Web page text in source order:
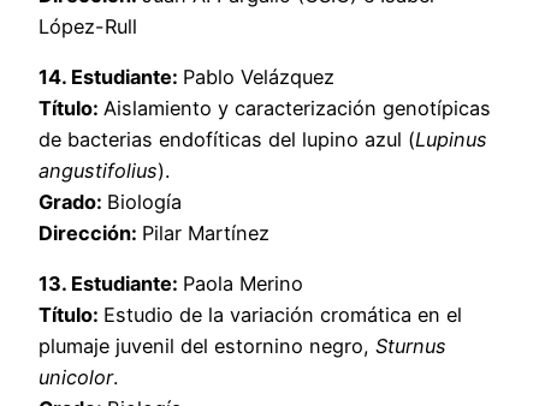
López-Rull
14. Estudiante: Pablo Velázquez
Título: Aislamiento y caracterización genotípicas
de bacterias endofíticas del lupino azul (Lupinus
angustifolius).
Grado: Biología
Dirección: Pilar Martínez
13. Estudiante: Paola Merino
Título: Estudio de la variación cromática en el
plumaje juvenil del estornino negro, Sturnus
unicolor.